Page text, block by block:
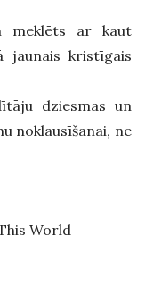
meklēts ar kaut
jaunais kristīgais
dziesmas un
noklausīšanai, ne
World